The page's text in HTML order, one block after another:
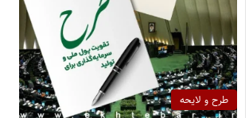
طرح و لایحه